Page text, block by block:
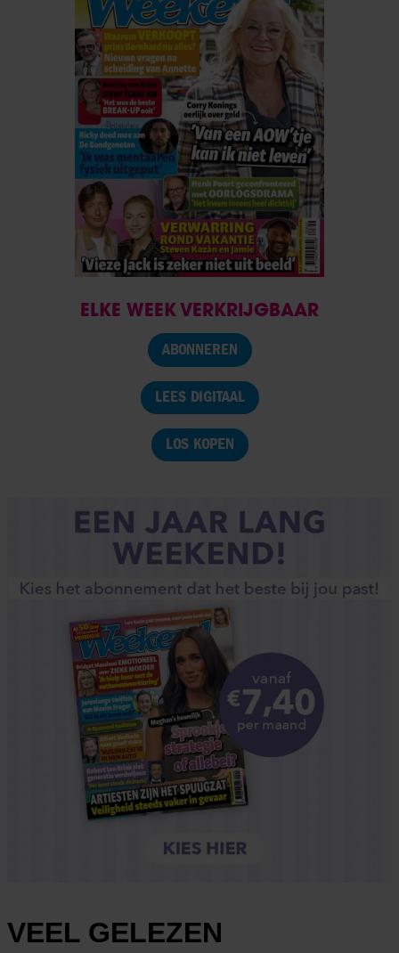
ELKE WEEK VERKRIJGBAAR
ABONNEREN
LEES DIGITAAL
LOS KOPEN